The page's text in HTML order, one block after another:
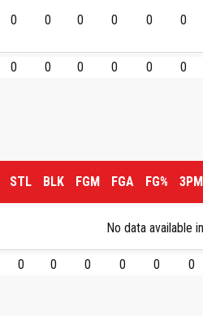
0 0 0 0 0 0
0 0 0 0 0 0
STL BLK FGM FGA FG% 3PM
No data available
0 0 0 0 0 0